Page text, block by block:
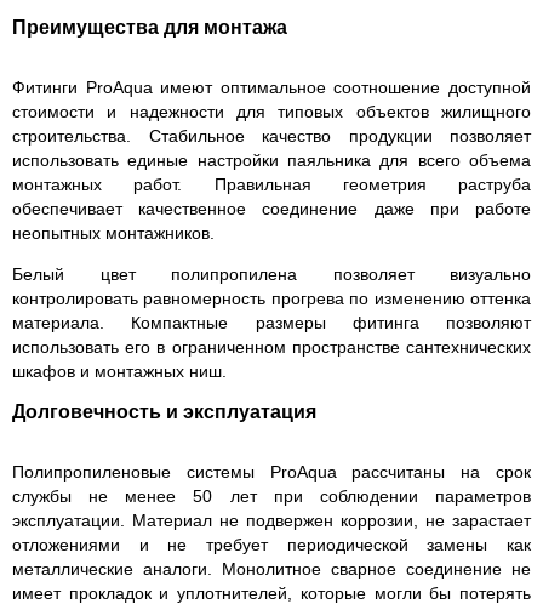
Преимущества для монтажа
Фитинги ProAqua имеют оптимальное соотношение доступной
стоимости и надежности для типовых объектов жилищного
строительства. Стабильное качество продукции позволяет
использовать единые настройки паяльника для всего объема
монтажных работ. Правильная геометрия раструба
обеспечивает качественное соединение даже при работе
неопытных монтажников.
Белый цвет полипропилена позволяет визуально
контролировать равномерность прогрева по изменению оттенка
материала. Компактные размеры фитинга позволяют
использовать его в ограниченном пространстве сантехнических
шкафов и монтажных ниш.
Долговечность и эксплуатация
Полипропиленовые системы ProAqua рассчитаны на срок
службы не менее 50 лет при соблюдении параметров
эксплуатации. Материал не подвержен коррозии, не зарастает
отложениями и не требует периодической замены как
металлические аналоги. Монолитное сварное соединение не
имеет прокладок и уплотнителей, которые могли бы потерять